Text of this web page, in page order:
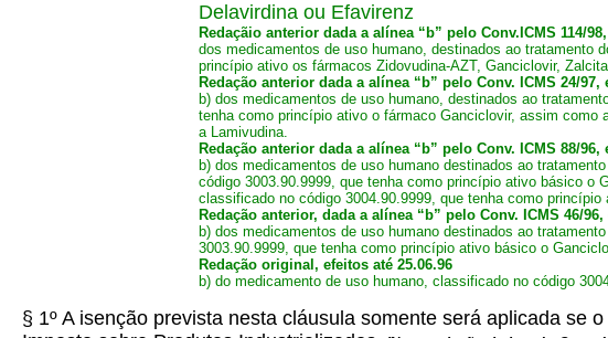
Delavirdina ou Efavirenz
Redaçãio anterior dada a alínea “b” pelo Conv.ICMS 114/
dos medicamentos de uso humano, destinados ao tratamento
princípio ativo os fármacos Zidovudina-AZT, Ganciclovir,
Redação anterior dada a alínea “b” pelo Conv. ICMS 24/97,
b) dos medicamentos de uso humano, destinados ao
tenha como princípio ativo o fármaco Ganciclovir, assim
a Lamivudina.
Redação anterior dada a alínea “b” pelo Conv. ICMS 88/96,
b) dos medicamentos de uso humano destinados ao
código 3003.90.9999, que tenha como princípio ativo básico o
classificado no código 3004.90.9999, que tenha como princípio
Redação anterior, dada a alínea “b” pelo Conv. ICMS 46/
b) dos medicamentos de uso humano destinados ao
3003.90.9999, que tenha como princípio ativo básico o
Redação original, efeitos até 25.06.96
b) do medicamento de uso humano, classificado no código
§ 1º A isenção prevista nesta cláusula somente será aplicada